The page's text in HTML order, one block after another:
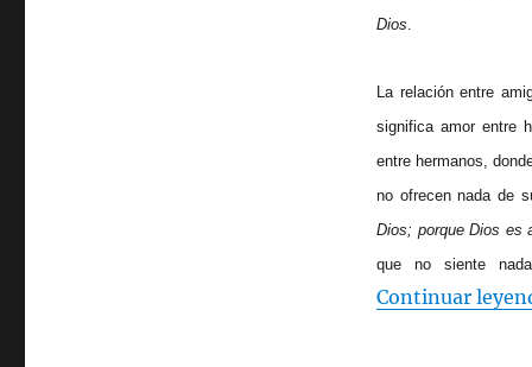
Dios
La relación entre
significa amor entre
entre hermanos,
no ofrecen nada de
Dios; porque Dios es
que no siente
Continuar